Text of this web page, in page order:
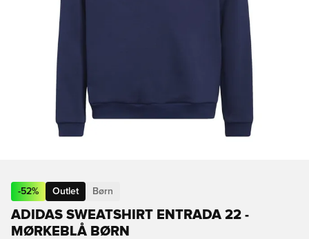
-52% Outlet Børn
ADIDAS SWEATSHIRT ENTRADA 22 -
MØRKEBLÅ BØRN